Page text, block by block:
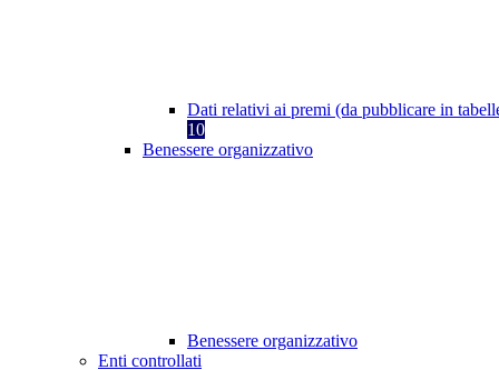
Dati relativi ai premi (da pubblicare in
10
Benessere organizzativo
Benessere organizzativo
Enti controllati